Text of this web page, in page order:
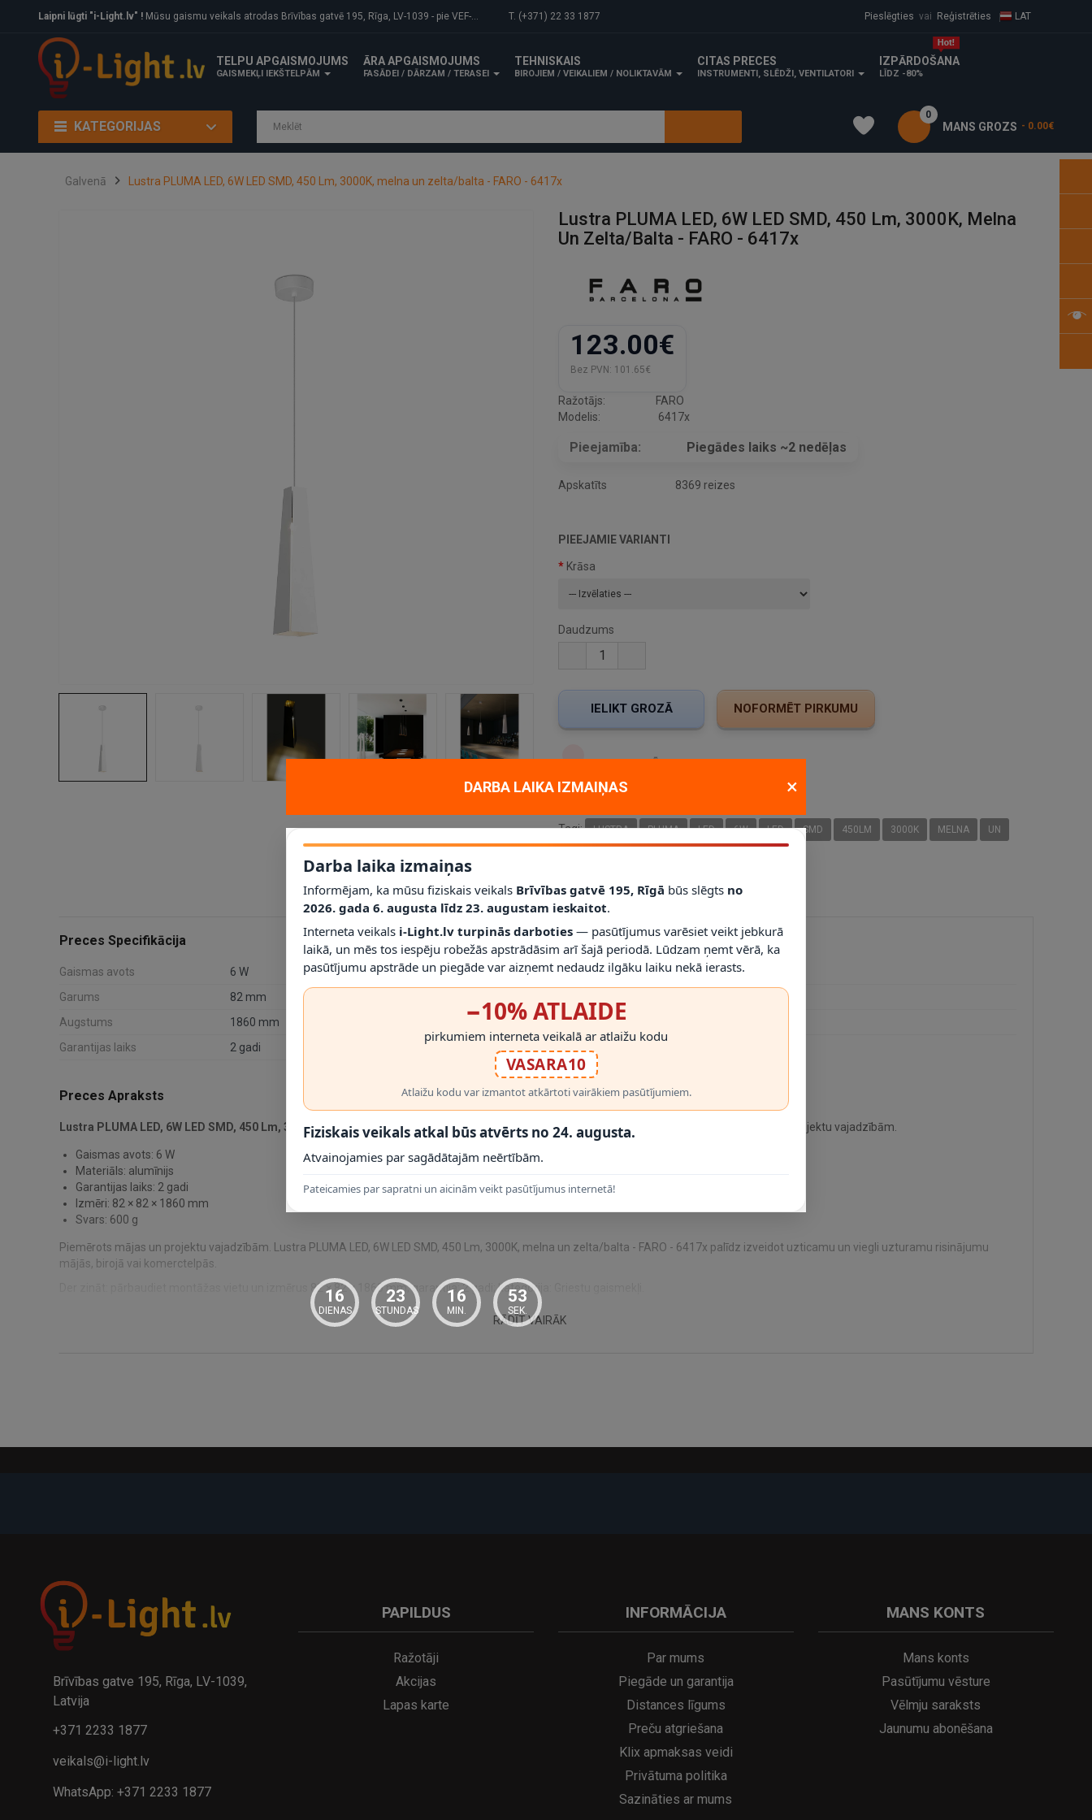
Laipni lūgti "i-Light.lv" ! Mūsu gaismu veikals atrodas Brīvības gatvē 195, Rīga, LV-1039 - pie VEF-Gaisa tilta. T. (+371) 22 33 1877 Pieslēgties vai Reģistrēties LAT
TELPU APGAISMOJUMS
GAISMEKĻI IEKŠTELPĀM
ĀRA APGAISMOJUMS
FASĀDEI / DĀRZAM / TERASEI
TEHNISKAIS
BIROJIEM / VEIKALIEM / NOLIKTAVĀM
CITAS PRECES
INSTRUMENTI, SLĒDŽI, VENTILATORI
IZPĀRDOŠANA
LĪDZ -80%
KATEGORIJAS MANS GROZS
0
- 0.00€
Galvenā Lustra PLUMA LED, 6W LED SMD, 450 Lm, 3000K, melna un zelta/balta - FARO - 6417x
Lustra PLUMA LED, 6W LED SMD, 450 Lm, 3000K, Melna
Un Zelta/balta - FARO - 6417x
123.00€
Bez PVN: 101.65€
Ražotājs:
FARO
Modelis:
6417x
Pieejamība: Piegādes laiks ~2 nedēļas
Apskatīts 8369 reizes
PIEEJAMIE VARIANTI
Krāsa
Daudzums
PIEVIENOT VĒLMJU SARAKSTAM
PIEVIENOT SALĪDZINĀŠANAI
Tagi: LUSTRA PLUMA LED 6W LED SMD 450LM 3000K MELNA
UN
Preces Specifikācija
Gaismas avots 6 W Materiāls
alumīnijs
Garums
82 mm
Augstums
1860 mm Svars
Garantijas laiks
2 gadi
Preces Apraksts
Lustra PLUMA LED, 6W LED SMD, 450 Lm, 3000K, melna un zelta/balta - FARO - 6417xir griestu gaismeklis no FARO, kas paredzēts mājas un projektu vajadzībām.
Gaismas avots: 6 W
Materiāls: alumīnijs
Garantijas laiks: 2 gadi
Izmēri: 82 × 82 × 1860 mm
Svars: 600 g
Piemērots mājas un projektu vajadzībām. Lustra PLUMA LED, 6W LED SMD, 450 Lm, 3000K, melna un zelta/balta - FARO - 6417x palīdz izveidot uzticamu un viegli uzturamu risinājumu
mājās, birojā vai komerctelpās.
Der zināt: pārbaudiet montāžas vietu un izmērus 82 × 82 × 1860 mm; garantija: 2 gadi; kategorija: Griestu gaismekļi.
RĀDĪT VAIRĀK
Brīvības gatve 195, Rīga, LV-1039,
Latvija
+371 2233 1877
veikals@i-light.lv
WhatsApp: +371 2233 1877
PAPILDUS
Ražotāji
Akcijas
Lapas karte
INFORMĀCIJA
Par mums
Piegāde un garantija
Distances līgums
Preču atgriešana
Klix apmaksas veidi
Privātuma politika
Sazināties ar mums
MANS KONTS
Mans konts
Pasūtījumu vēsture
Vēlmju saraksts
Jaunumu abonēšana
DARBA LAIKA IZMAIŅAS ×
Darba laika izmaiņas
Informējam, ka mūsu fiziskais veikals Brīvības gatvē 195, Rīgā būs slēgts no
2026. gada 6. augusta līdz 23. augustam ieskaitot.
Interneta veikals i-Light.lv turpinās darboties — pasūtījumus varēsiet veikt jebkurā
laikā, un mēs tos iespēju robežās apstrādāsim arī šajā periodā. Lūdzam ņemt vērā, ka
pasūtījumu apstrāde un piegāde var aizņemt nedaudz ilgāku laiku nekā ierasts.
−10% ATLAIDE
pirkumiem interneta veikalā ar atlaižu kodu
VASARA10
Atlaižu kodu var izmantot atkārtoti vairākiem pasūtījumiem.
Fiziskais veikals atkal būs atvērts no 24. augusta.
Atvainojamies par sagādātajām neērtībām.
Pateicamies par sapratni un aicinām veikt pasūtījumus internetā!
16
DIENAS
23
STUNDAS
16
MIN.
53
SEK.